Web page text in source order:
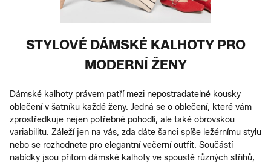
STYLOVÉ DÁMSKÉ KALHOTY PRO
MODERNÍ ŽENY
Dámské kalhoty právem patří mezi nepostradatelné kousky
oblečení v šatníku každé ženy. Jedná se o oblečení, které vám
zprostředkuje nejen potřebné pohodlí, ale také obrovskou
variabilitu. Záleží jen na vás, zda dáte šanci spíše ležérnímu stylu
nebo se rozhodnete pro elegantní večerní outfit. Součástí
nabídky jsou přitom dámské kalhoty ve spoustě různých střihů,